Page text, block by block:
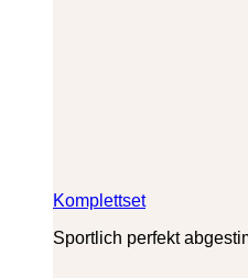
Komplettset
Sportlich perfekt